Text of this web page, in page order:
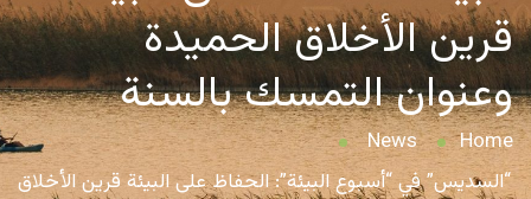
قرين الأخلاق الحميدة
وعنوان التمسك بالسنة
Home
News
“السديس” في “أسبوع البيئة”: الحفاظ على البيئة قرين الأخلاق